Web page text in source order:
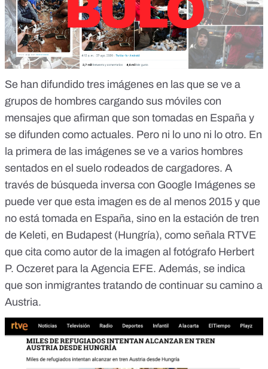
Se han difundido tres imágenes en las que se ve a
grupos de hombres cargando sus móviles con
mensajes que afirman que son tomadas en España y
se difunden como actuales. Pero ni lo uno ni lo otro. En
la primera de las imágenes se ve a varios hombres
sentados en el suelo rodeados de cargadores. A
través de búsqueda inversa con Google Imágenes se
puede ver que esta imagen es de al menos 2015 y que
no está tomada en España, sino en la estación de tren
de Keleti, en Budapest (Hungría), como señala RTVE
que cita como autor de la imagen al fotógrafo Herbert
P. Oczeret para la Agencia EFE. Además, se indica
que son inmigrantes tratando de continuar su camino a
Austria.